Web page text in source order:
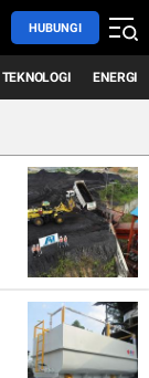
HUBUNGI
TEKNOLOGI ENERGI